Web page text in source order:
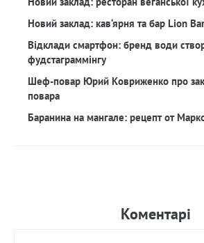
Новий заклад: кав‘ярня та бар Lion
Відклади смартфон: бренд води
фудстаграммінгу
Шеф-повар Юрий Ковриженко про
повара
Баранина на мангале: рецепт от
Коментарi